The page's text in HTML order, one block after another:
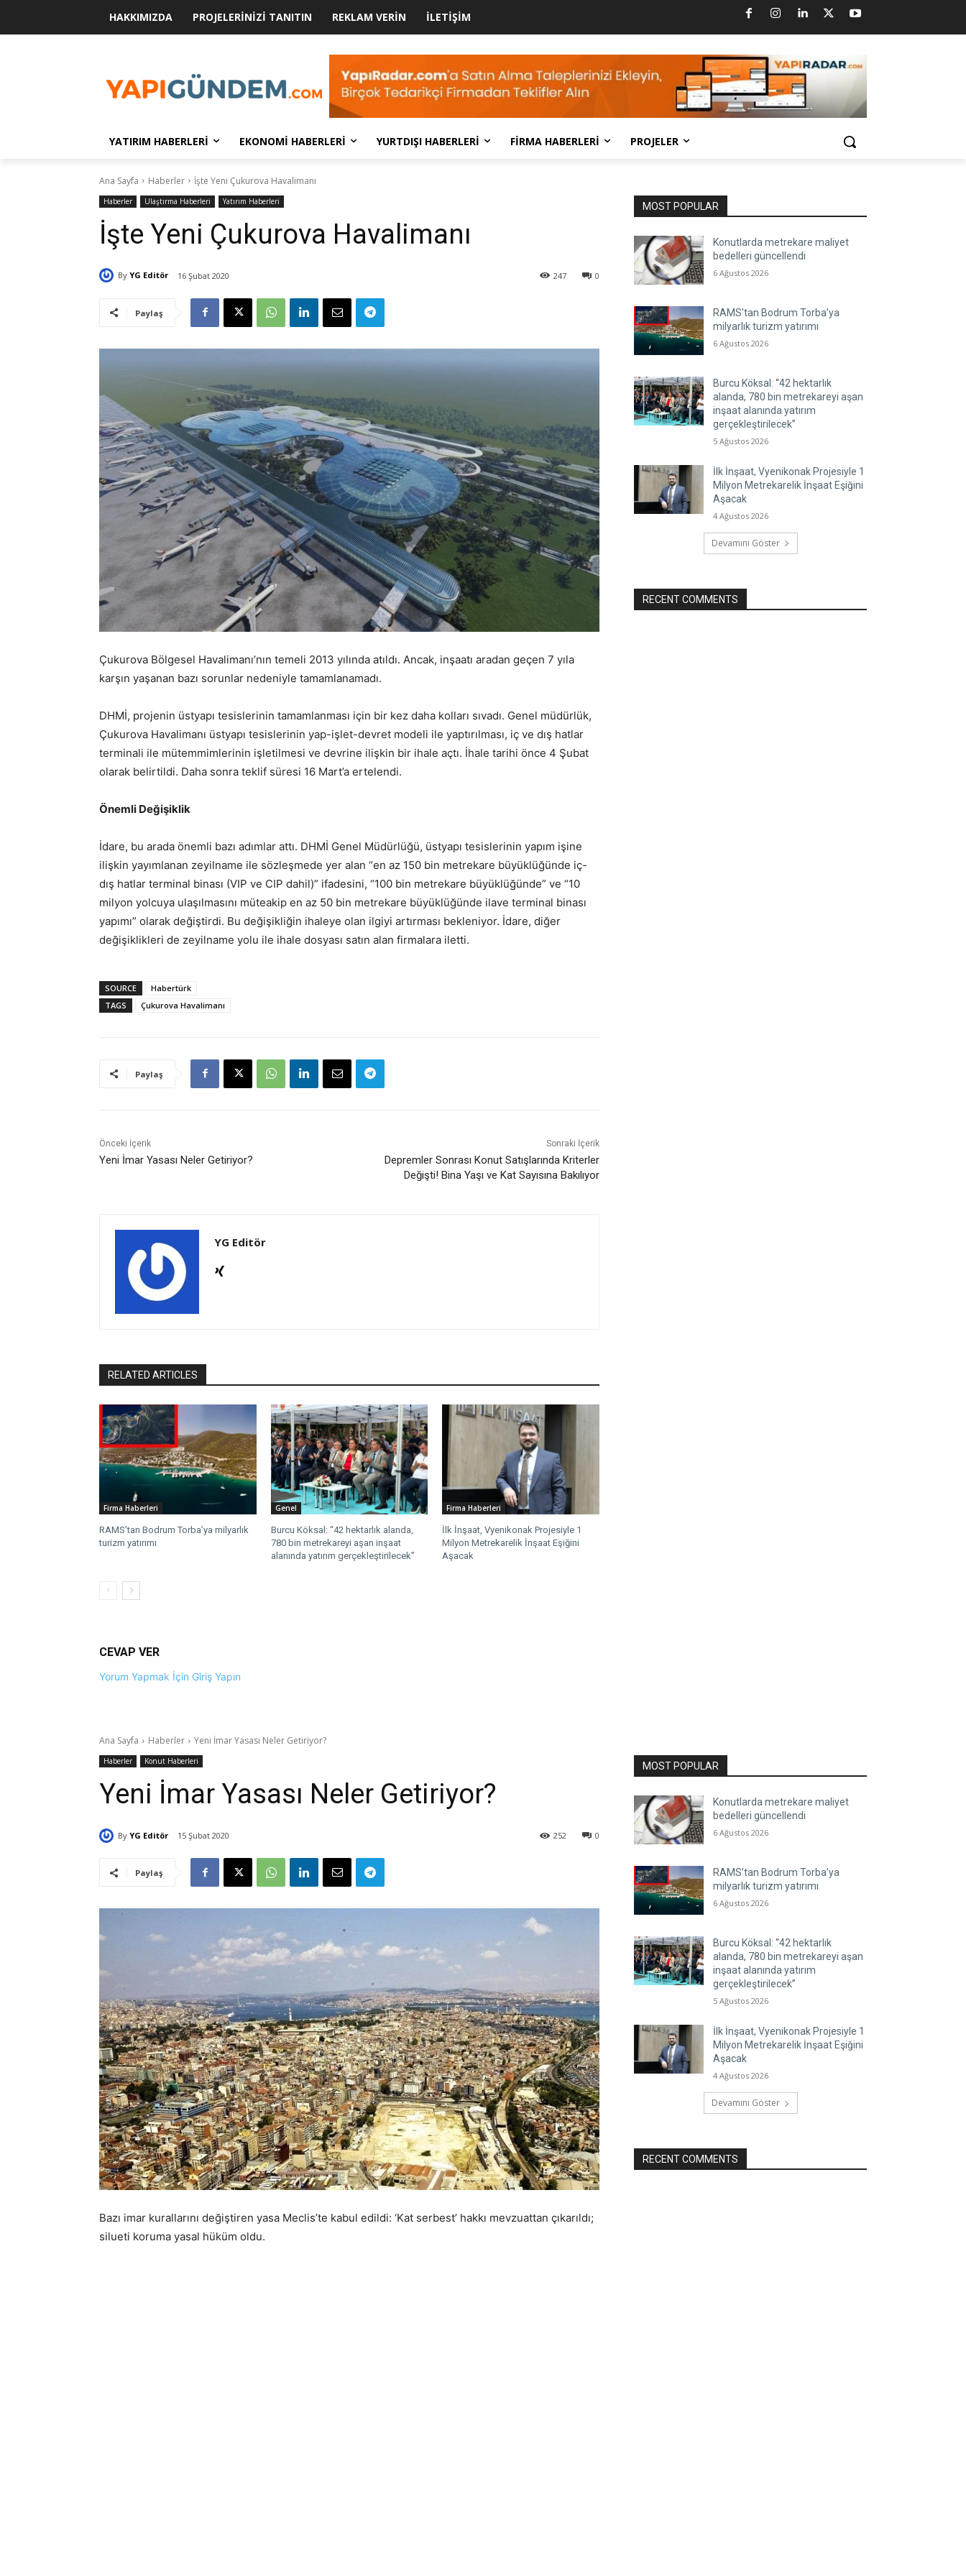
HAKKIMIZDA PROJELERINIZI TANITIN REKLAM VERIN İLETIŞIM
YATIRIM HABERLERI EKONOMI HABERLERI YURTDIŞI HABERLERI FIRMA HABERLERI PROJELER
Ana Sayfa Haberler İşte Yeni Çukurova Havalimanı
Haberler Ulaştırma Haberleri Yatırım Haberleri
İşte Yeni Çukurova Havalimanı
By YG Editör 16 Şubat 2020 0
247
Paylaş
Çukurova Bölgesel Havalimanı’nın temeli 2013 yılında atıldı. Ancak, inşaatı aradan geçen 7 yıla
karşın yaşanan bazı sorunlar nedeniyle tamamlanamadı.
DHMİ, projenin üstyapı tesislerinin tamamlanması için bir kez daha kolları sıvadı. Genel müdürlük,
Çukurova Havalimanı üstyapı tesislerinin yap-işlet-devret modeli ile yaptırılması, iç ve dış hatlar
terminali ile mütemmimlerinin işletilmesi ve devrine ilişkin bir ihale açtı. İhale tarihi önce 4 Şubat
olarak belirtildi. Daha sonra teklif süresi 16 Mart’a ertelendi.
Önemli Değişiklik
İdare, bu arada önemli bazı adımlar attı. DHMİ Genel Müdürlüğü, üstyapı tesislerinin yapım işine
ilişkin yayımlanan zeyilname ile sözleşmede yer alan “en az 150 bin metrekare büyüklüğünde iç-
dış hatlar terminal binası (VIP ve CIP dahil)” ifadesini, “100 bin metrekare büyüklüğünde” ve “10
milyon yolcuya ulaşılmasını müteakip en az 50 bin metrekare büyüklüğünde ilave terminal binası
yapımı” olarak değiştirdi. Bu değişikliğin ihaleye olan ilgiyi artırması bekleniyor. İdare, diğer
değişiklikleri de zeyilname yolu ile ihale dosyası satın alan firmalara iletti.
SOURCE
Habertürk
TAGS
Çukurova Havalimanı
Paylaş
Önceki İçerik
Yeni İmar Yasası Neler Getiriyor?
Sonraki İçerik
Depremler Sonrası Konut Satışlarında Kriterler
Değişti! Bina Yaşı ve Kat Sayısına Bakılıyor
YG Editör
RELATED ARTICLES
Firma Haberleri
RAMS’tan Bodrum Torba’ya milyarlık
turizm yatırımı
Genel
Burcu Köksal: “42 hektarlık alanda,
780 bin metrekareyi aşan inşaat
alanında yatırım gerçekleştirilecek”
Firma Haberleri
İlk İnşaat, Vyenikonak Projesiyle 1
Milyon Metrekarelik İnşaat Eşiğini
Aşacak
CEVAP VER
Yorum Yapmak İçin Giriş Yapın
MOST POPULAR
Konutlarda metrekare maliyet
bedelleri güncellendi
6 Ağustos 2026
RAMS’tan Bodrum Torba’ya
milyarlık turizm yatırımı
6 Ağustos 2026
Burcu Köksal: “42 hektarlık
alanda, 780 bin metrekareyi aşan
inşaat alanında yatırım
gerçekleştirilecek”
5 Ağustos 2026
İlk İnşaat, Vyenikonak Projesiyle 1
Milyon Metrekarelik İnşaat Eşiğini
Aşacak
4 Ağustos 2026
Devamını Göster
RECENT COMMENTS